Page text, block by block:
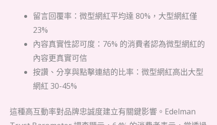
留言回覆率：微型網紅平均達 80%，大型網紅僅
23%
內容真實性認可度：76% 的消費者認為微型網紅的
內容更真實可信
按讚、分享與點擊連結的比率：微型網紅高出大型
網紅 30-45%
這種高互動率對品牌忠誠度建立有關鍵影響。Edelman